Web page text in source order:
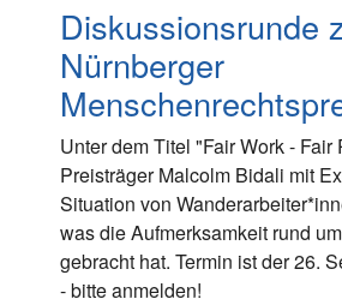
Diskussionsrunde
Nürnberger
Unter dem Titel "Fair Work - Fair
Preisträger Malcolm Bidali mit
Situation von
was die Aufmerksamkeit rund
gebracht hat. Termin ist der 26.
- bitte anmelden!